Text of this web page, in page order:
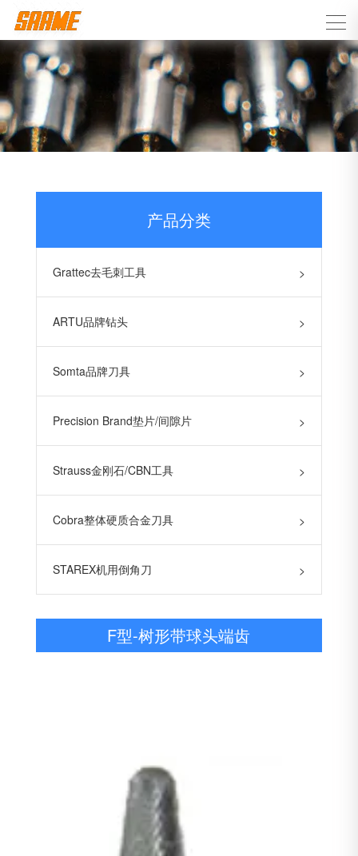
产品分类
Grattec去毛刺工具 >
ARTU品牌钻头 >
Somta品牌刀具 >
Precision Brand垫片/间隙片 >
Strauss金刚石/CBN工具 >
Cobra整体硬质合金刀具 >
STAREX机用倒角刀 >
F型-树形带球头端齿